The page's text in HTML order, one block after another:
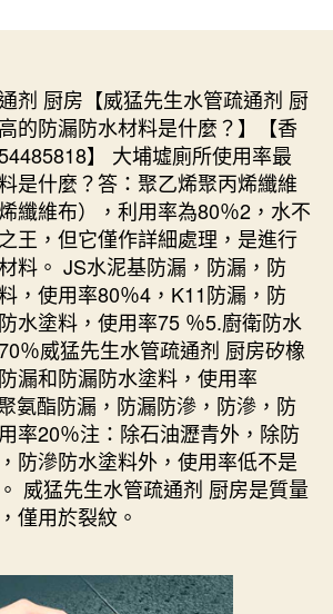
剂 厨房【威猛先生水管疏通剂 厨
的防漏防水材料是什麼？】【香
】 大埔墟廁所使用率最
是什麼？答：聚乙烯聚丙烯纖維
纖維布），利用率為80％2，水不
王，但它僅作詳細處理，是進行
料。 JS水泥基防漏，防漏，防
，使用率80％4，K11防漏，防
水塗料，使用率75 ％5.廚衛防水
％威猛先生水管疏通剂 厨房矽橡
漏和防漏防水塗料，使用率
氨酯防漏，防漏防滲，防滲，防
率20％注：除石油瀝青外，除防
防滲防水塗料外，使用率低不是
威猛先生水管疏通剂 厨房是質量
僅用於裂紋。